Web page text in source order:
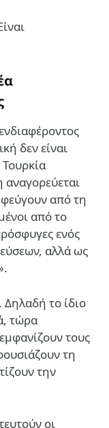
δεν είναι
αναγορεύεται
από τη
από το
ενός
αλλά ως
Δηλαδή το ίδιο
τώρα
τους
τη
την
οι